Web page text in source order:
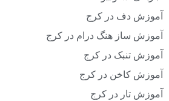
آموزش دف در کرج
آموزش ساز هنگ درام در کرج
آموزش تنبک در کرج
آموزش کاخن در کرج
آموزش تار در کرج